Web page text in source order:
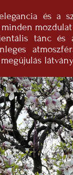
és a
tánc és